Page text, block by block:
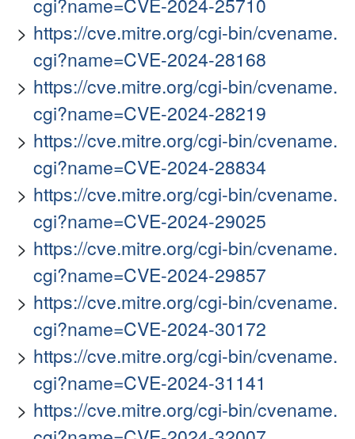
cgi?name=CVE-2024-25710
https://cve.mitre.org/cgi-bin/cvename.
cgi?name=CVE-2024-28168
https://cve.mitre.org/cgi-bin/cvename.
cgi?name=CVE-2024-28219
https://cve.mitre.org/cgi-bin/cvename.
cgi?name=CVE-2024-28834
https://cve.mitre.org/cgi-bin/cvename.
cgi?name=CVE-2024-29025
https://cve.mitre.org/cgi-bin/cvename.
cgi?name=CVE-2024-29857
https://cve.mitre.org/cgi-bin/cvename.
cgi?name=CVE-2024-30172
https://cve.mitre.org/cgi-bin/cvename.
cgi?name=CVE-2024-31141
https://cve.mitre.org/cgi-bin/cvename.